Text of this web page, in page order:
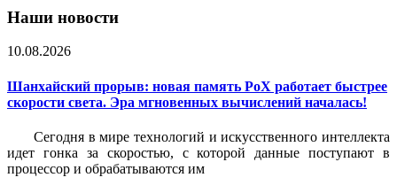
Наши новости
10.08.2026
Шанхайский прорыв: новая память PoX работает быстрее
скорости света. Эра мгновенных вычислений началась!
Сегодня в мире технологий и искусственного интеллекта
идет гонка за скоростью, с которой данные поступают в
процессор и обрабатываются им